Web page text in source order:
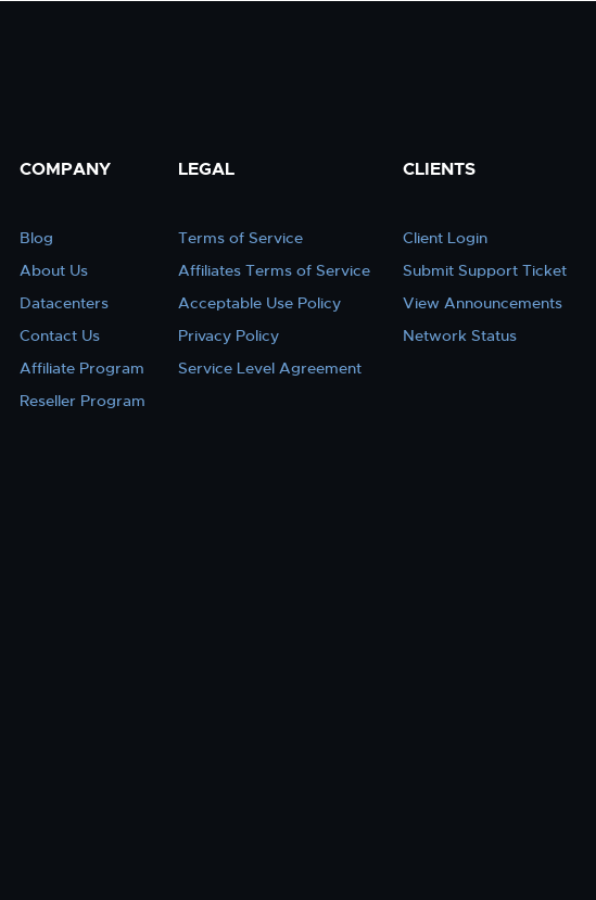
COMPANY
Blog
About Us
Datacenters
Contact Us
Affiliate Program
Reseller Program
LEGAL
Terms of Service
Affiliates Terms of Service
Acceptable Use Policy
Privacy Policy
Service Level Agreement
CLIENTS
Client Login
Submit Support Ticket
View Announcements
Network Status